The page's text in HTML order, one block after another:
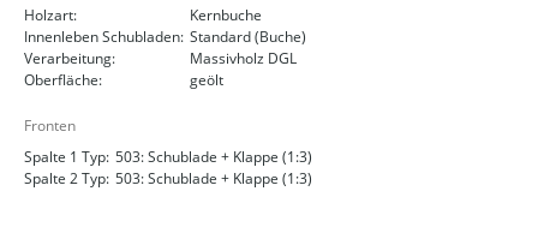
Holzart:
Kernbuche
Innenleben Schubladen: Standard (Buche)
Verarbeitung:
Massivholz DGL
Oberfläche:
geölt
Fronten
Spalte 1 Typ: 503: Schublade + Klappe (1:3)
Spalte 2 Typ: 503: Schublade + Klappe (1:3)